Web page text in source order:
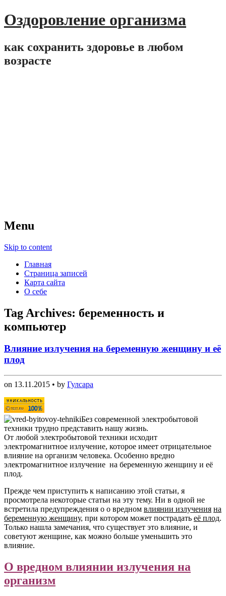
Оздоровление организма
как сохранить здоровье в любом
возрасте
Menu
Skip to content
Главная
Страница записей
Карта сайта
О себе
Tag Archives: беременность и
компьютер
Влияние излучения на беременную женщину и её
плод
on 13.11.2015 • by Гулсара
Без современной электробытовой
техники трудно представить нашу жизнь.
От любой электробытовой техники исходит
электромагнитное излучение, которое имеет отрицательное
влияние на организм человека. Особенно вредно
электромагнитное излучение на беременную женщину и её
плод.
Прежде чем приступить к написанию этой статьи, я
просмотрела некоторые статьи на эту тему. Ни в одной не
встретила предупреждения о о вредном влиянии излучения на
беременную женщину, при котором может пострадать её плод.
Только нашла замечания, что существует это влияние, и
советуют женщине, как можно больше уменьшить это
влияние.
О вредном влиянии излучения на
организм